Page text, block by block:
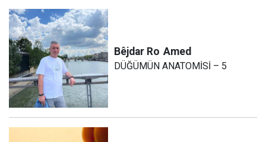
Bêjdar Ro Amed
DÜĞÜMÜN ANATOMİSİ – 5